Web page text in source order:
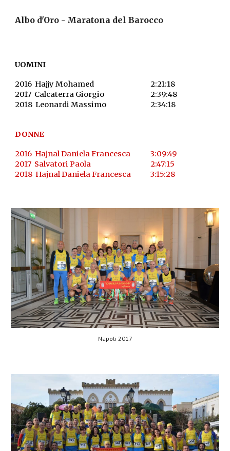
Albo d'Oro - Maratona del Barocco
UOMINI
2016 Hajjy Mohamed 2:21:18
2017 Calcaterra Giorgio
2:39:48
2018Leonardi Massimo 2:34:18
DONNE
2016 Hajnal Daniela Francesca 3:09:49
2017 SalvatoriPaola 2:47:15
2018 Hajnal Daniela Francesca
3:15:28
Napoli 2017